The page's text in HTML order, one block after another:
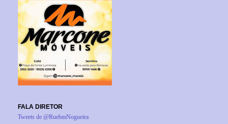
FALA DIRETOR
Tweets de @RuebmNogueira